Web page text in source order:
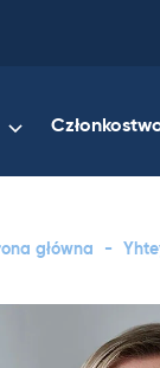
główna -
your